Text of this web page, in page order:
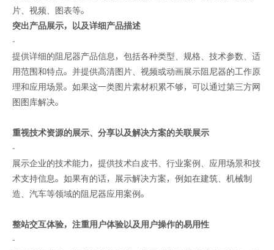
片、视频、图表等。
突出产品展示，以及详细产品描述
-
提供详细的阻尼器产品信息，包括各种类型、规格、技术参数、适
用范围和特点。并提供高清图片、视频或动画展示阻尼器的工作原
理和应用场景。如果这一类图片素材积累不够，可以通过第三方网
图图库解决。
重视技术资源的展示、分享以及解决方案的关联展示
-
展示企业的技术能力，提供技术白皮书、行业案例、应用场景和技
术支持信息。如果有的话，展示解决方案，例如在建筑、机械制
造、汽车等领域的阻尼器应用案例。
整站交互体验，注重用户体验以及用户操作的易用性
-